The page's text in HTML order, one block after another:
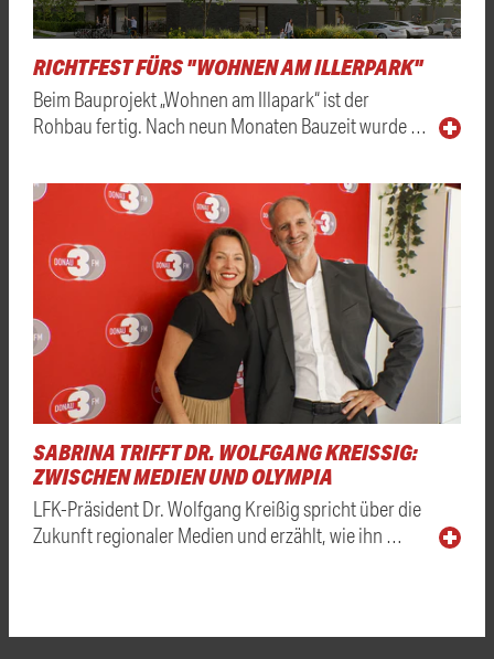
RICHTFEST FÜRS "WOHNEN AM ILLERPARK"
Beim Bauprojekt „Wohnen am Illapark“ ist der
Rohbau fertig. Nach neun Monaten Bauzeit wurde …
SABRINA TRIFFT DR. WOLFGANG KREISSIG: Z
WISCHEN MEDIEN UND OLYMPIA
LFK-Präsident Dr. Wolfgang Kreißig spricht über die
Zukunft regionaler Medien und erzählt, wie ihn …